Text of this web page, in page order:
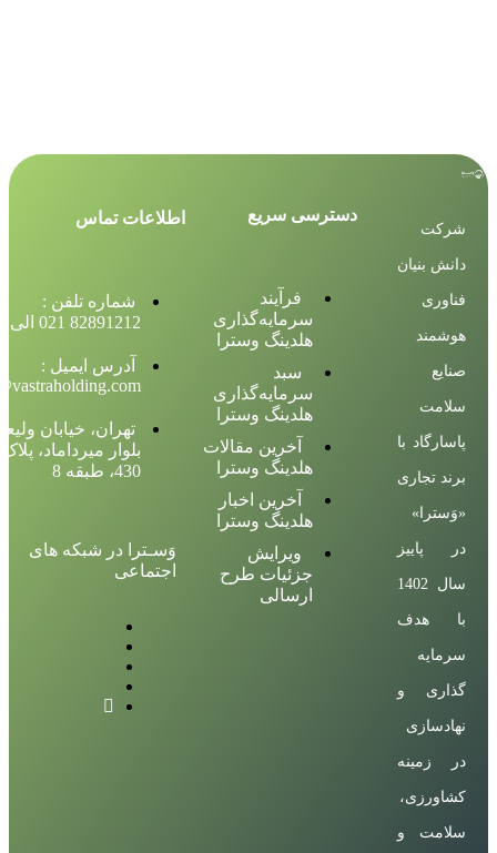
شرکت
دانش بنیان
فناوری
هوشمند
صنایع
سلامت
پاسارگاد با
برند تجاری
«وَسترا»
در پاییز
سال 1402
با هدف
سرمایه
گذاری و
نهادسازی
در زمینه
کشاورزی،
سلامت و
دسترسی سریع
فرآیند
سرمایه‌گذاری
هلدینگ وسترا
سبد
سرمایه‌گذاری
هلدینگ وسترا
آخرین مقالات
هلدینگ وسترا
آخرین اخبار
هلدینگ وسترا
ویرایش
جزئیات طرح
ارسالی
اطلاعات تماس
شماره تلفن :
82891212 021 الی 18
آدرس ایمیل :
تهران، خیابان
بلوار میرداماد، پلاک
430، طبقه 8
وَسـترا در شبکه های
اجتماعی